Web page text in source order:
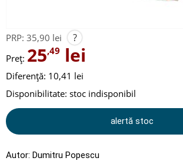
PRP: 35,90 lei ?
Preț: 25,49 lei
Diferență: 10,41 lei
Disponibilitate: stoc indisponibil
alertă stoc
Autor: Dumitru Popescu